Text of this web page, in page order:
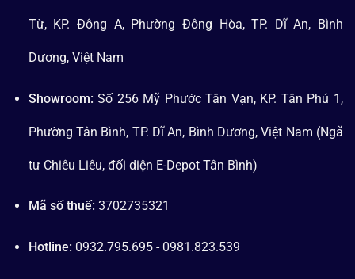
Từ, KP. Đông A, Phường Đông Hòa, TP. Dĩ An, Bình
Dương, Việt Nam
Showroom: Số 256 Mỹ Phước Tân Vạn, KP. Tân Phú 1,
Phường Tân Bình, TP. Dĩ An, Bình Dương, Việt Nam (Ngã
tư Chiêu Liêu, đối diện E-Depot Tân Bình)
Mã số thuế: 3702735321
Hotline: 0932.795.695 - 0981.823.539